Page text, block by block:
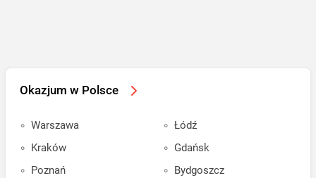
Okazjum w Polsce
Warszawa
Kraków
Poznań
Łódź
Gdańsk
Bydgoszcz